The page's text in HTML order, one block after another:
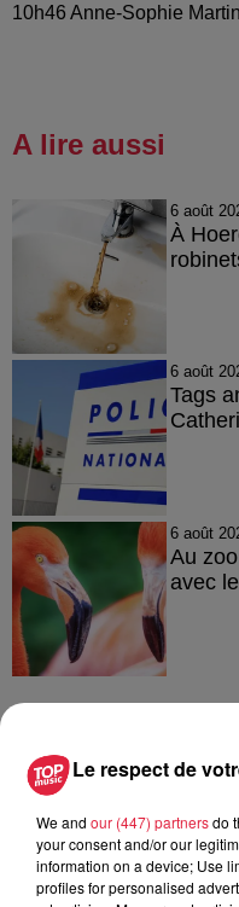
10h46 Anne-Sophie Martin
A lire aussi
6 août
À
6 août
Tags
6 août
Au
avec
À découvrir
Le respect de
We and our (447) partnersdo
your consent and/or our
information on a device; Use
profiles for personalised